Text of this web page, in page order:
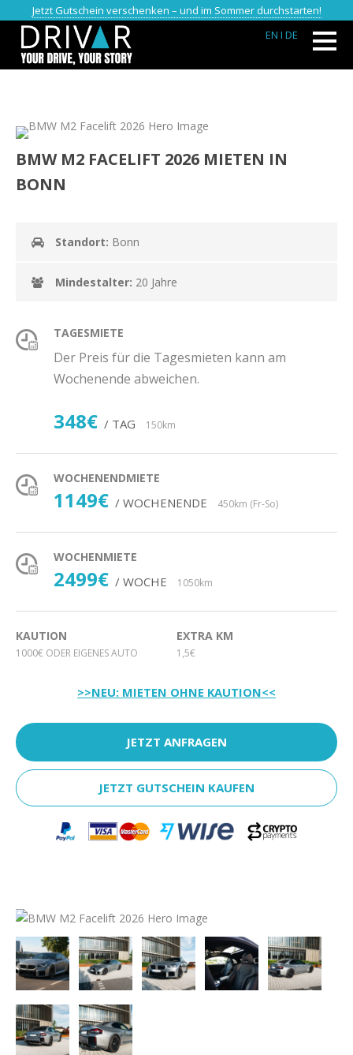
Jetzt Gutschein verschenken – und im Sommer durchstarten!
EN I DE
BMW M2 FACELIFT 2026 MIETEN IN
BONN
Standort: Bonn
Mindestalter: 20 Jahre
TAGESMIETE
Der Preis für die Tagesmieten kann am
Wochenende abweichen.
348€ / TAG 150km
WOCHENENDMIETE
1149€ / WOCHENENDE 450km (Fr-So)
WOCHENMIETE
2499€ / WOCHE 1050km
KAUTION
1000€ ODER EIGENES AUTO
EXTRA KM
1,5€
>>NEU: MIETEN OHNE KAUTION<<
JETZT ANFRAGEN
JETZT GUTSCHEIN KAUFEN